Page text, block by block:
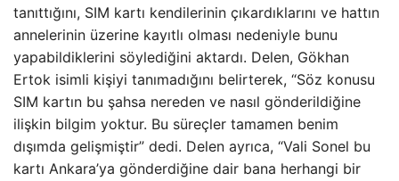
tanıttığını, SIM kartı kendilerinin çıkardıklarını ve hattın
annelerinin üzerine kayıtlı olması nedeniyle bunu
yapabildiklerini söylediğini aktardı. Delen, Gökhan
Ertok isimli kişiyi tanımadığını belirterek, “Söz konusu
SIM kartın bu şahsa nereden ve nasıl gönderildiğine
ilişkin bilgim yoktur. Bu süreçler tamamen benim
dışımda gelişmiştir” dedi. Delen ayrıca, “Vali Sonel bu
kartı Ankara’ya gönderdiğine dair bana herhangi bir